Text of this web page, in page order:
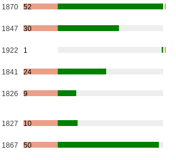
1870 52
1847 30
1922 1
1841 24
1826 9
1827 10
1867 50